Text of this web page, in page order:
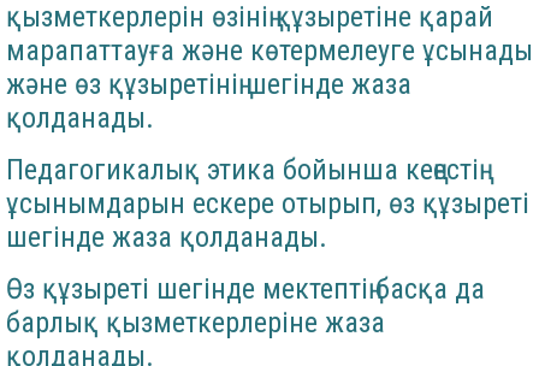
қызметкерлерін өзінің құзыретіне қарай
марапаттауға және көтермелеуге ұсынады
және өз құзыретінің шегінде жаза
қолданады.
Педагогикалық этика бойынша кеңестің
ұсынымдарын ескере отырып, өз құзыреті
шегінде жаза қолданады.
Өз құзыреті шегінде мектептің басқа да
барлық қызметкерлеріне жаза
қолданады.